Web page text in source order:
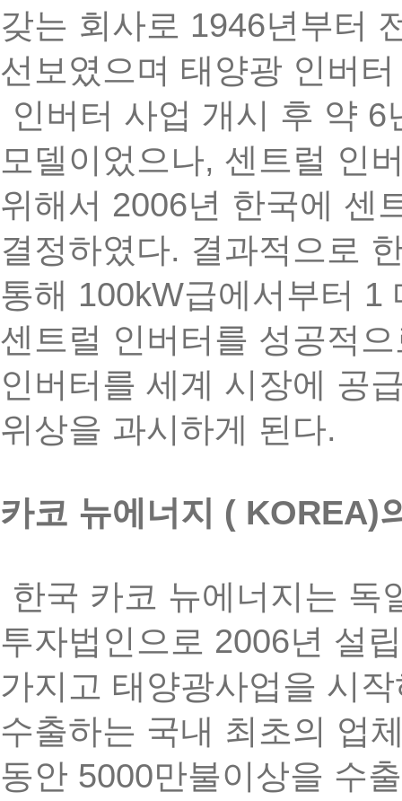
갖는 회사로 1946년부터
선보였으며 태양광 인버터
인버터 사업 개시 후 약 6
모델이었으나, 센트럴 인
위해서 2006년 한국에
센
결정하였다. 결과적으로
통해 100kW급에서부터 1
센트럴 인버터를 성공적
인버터를 세계 시장에
공
위상을 과시하게 된다.
카코 뉴에너지 ( KOREA)
한국 카코 뉴에너지는 독
투자법인으로 2006년 설
가지고 태양광사업을 시
수출하는 국내 최초의
업
동안 5000만불이상을 수출